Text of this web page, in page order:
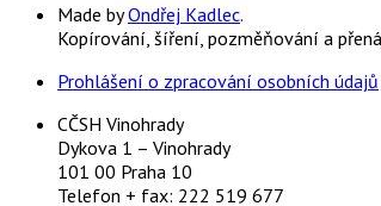
Made byOndřej Kadlec.
Kopírování, šíření, pozměňování a
Prohlášení o zpracování osobních údajů
CČSH Vinohrady
Dykova 1 – Vinohrady
101 00 Praha 10
Telefon + fax: 222 519 677